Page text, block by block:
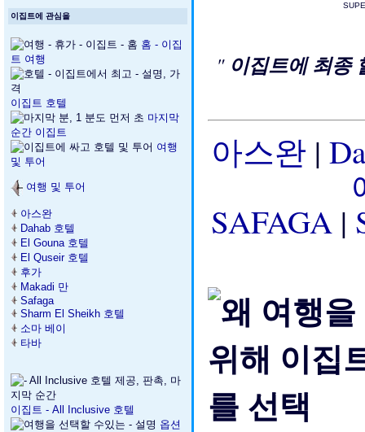
이집트에 관심을
홈 - 이집
트 여행
이집트 호텔
마지막
순간 이집트
여행
및 투어
여행 및 투어
아스완
Dahab 호텔
El Gouna 호텔
El Quseir 호텔
후가
Makadi 만
Safaga
Sharm El Sheikh 호텔
소마 베이
타바
이집트 - All Inclusive 호텔
옵션
" 이집트에 최종
아스완 |
SAFAGA |